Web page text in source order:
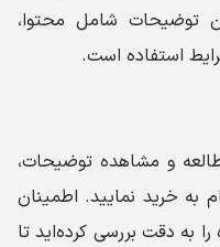
توضیحات شامل محتوا،
استفاده است.
و مشاهده توضیحات،
به خرید نمایید. اطمینان
به دقت بررسی کرده‌اید تا